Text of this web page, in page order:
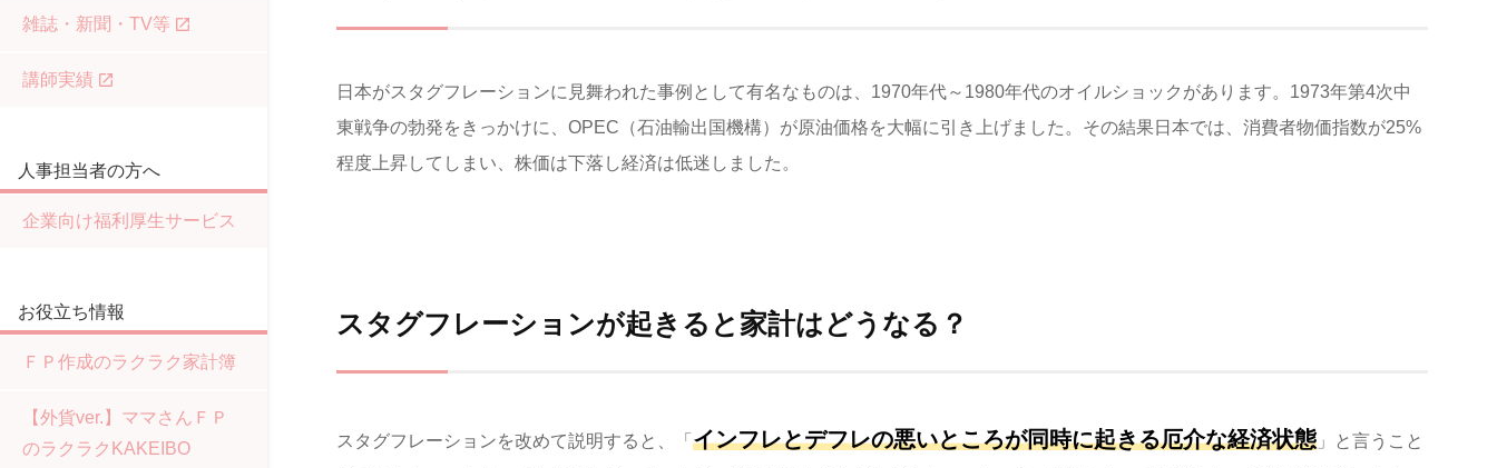
日本がスタグフレーションに見舞われた事例として有名なものは、1970年代～1980年代のオイルショックがあります。1973年第4次中
東戦争の勃発をきっかけに、OPEC（石油輸出国機構）が原油価格を大幅に引き上げました。その結果日本では、消費者物価指数が25%
程度上昇してしまい、株価は下落し経済は低迷しました。
スタグフレーションが起きると家計はどうなる？
スタグフレーションを改めて説明すると、「 インフレとデフレの悪いところが同時に起きる厄介な経済状態 」と言うこと
雑誌・新聞・TV等
講師実績
人事担当者の方へ
企業向け福利厚生サービス
お役立ち情報
ＦＰ作成のラクラク家計簿
【外貨ver.】ママさんＦＰ
のラクラクKAKEIBO